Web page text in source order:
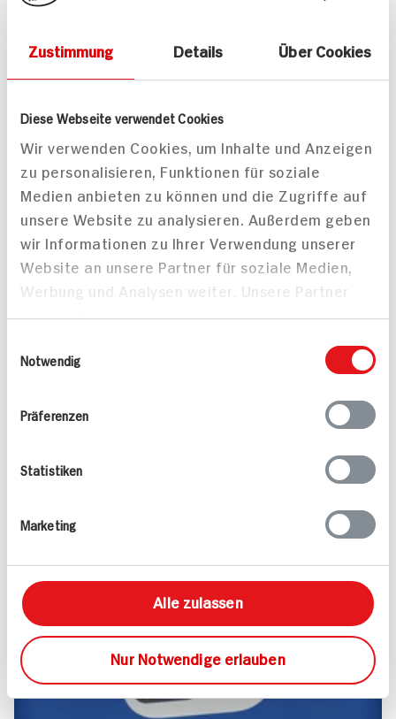
Zustimmung Details Über Cookies
Diese Webseite verwendet Cookies
Wir verwenden Cookies, um Inhalte und Anzeigen
zu personalisieren, Funktionen für soziale
Medien anbieten zu können und die Zugriffe auf
unsere Website zu analysieren. Außerdem geben
wir Informationen zu Ihrer Verwendung unserer
Website an unsere Partner für soziale Medien,
Werbung und Analysen weiter. Unsere Partner
führen diese Informationen möglicherweise mit
bereitgestellt haben oder die sie im Rahmen
Notwendig
Präferenzen
Statistiken
Marketing
Alle zulassen
Nur Notwendige erlauben
Auch interessant
Leckere Rezepte zum Nachkochen
Rezepte entdecken